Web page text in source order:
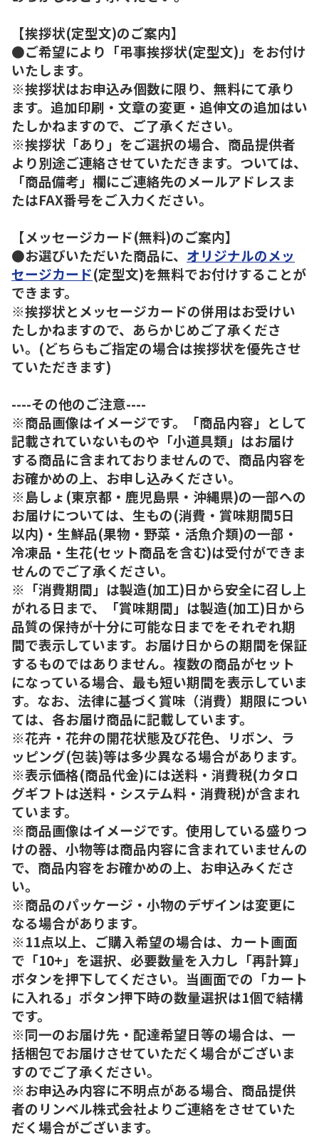
【挨拶状(定型文)のご案内】
●ご希望により「弔事挨拶状(定型文)」をお付け
いたします。
※挨拶状はお申込み個数に限り、無料にて承り
ます。追加印刷・文章の変更・追伸文の追加はい
たしかねますので、ご了承ください。
※挨拶状「あり」をご選択の場合、商品提供者
より別途ご連絡させていただきます。ついては、
「商品備考」欄にご連絡先のメールアドレスま
たはFAX番号をご入力ください。
【メッセージカード(無料)のご案内】
●お選びいただいた商品に、 オリジナルのメッ
セージカード(定型文)を無料でお付けすることが
できます。
※挨拶状とメッセージカードの併用はお受けい
たしかねますので、あらかじめご了承くださ
い。(どちらもご指定の場合は挨拶状を優先させ
ていただきます)
----その他のご注意----
※商品画像はイメージです。「商品内容」として
記載されていないものや「小道具類」はお届け
する商品に含まれておりませんので、商品内容を
お確かめの上、お申し込みください。
※島しょ(東京都・鹿児島県・沖縄県)の一部への
お届けについては、生もの(消費・賞味期間5日
以内)・生鮮品(果物・野菜・活魚介類)の一部・
冷凍品・生花(セット商品を含む)は受付ができま
せんのでご了承ください。
※「消費期間」は製造(加工)日から安全に召し上
がれる日まで、「賞味期間」は製造(加工)日から
品質の保持が十分に可能な日までをそれぞれ期
間で表示しています。お届け日からの期間を保証
するものではありません。複数の商品がセット
になっている場合、最も短い期間を表示していま
す。なお、法律に基づく賞味（消費）期限につい
ては、各お届け商品に記載しています。
※花卉・花弁の開花状態及び花色、リボン、ラ
ッピング(包装)等は多少異なる場合があります。
※表示価格(商品代金)には送料・消費税(カタロ
グギフトは送料・システム料・消費税)が含まれ
ています。
※商品画像はイメージです。使用している盛りつ
けの器、小物等は商品内容に含まれていませんの
で、商品内容をお確かめの上、お申込みくださ
い。
※商品のパッケージ・小物のデザインは変更に
なる場合があります。
※11点以上、ご購入希望の場合は、カート画面
で「10+」を選択、必要数量を入力し「再計算」
ボタンを押下してください。当画面での「カート
に入れる」ボタン押下時の数量選択は1個で結構
です。
※同一のお届け先・配達希望日等の場合は、一
括梱包でお届けさせていただく場合がございま
すのでご了承ください。
※お申込み内容に不明点がある場合、商品提供
者のリンベル株式会社よりご連絡をさせていた
だく場合がございます。